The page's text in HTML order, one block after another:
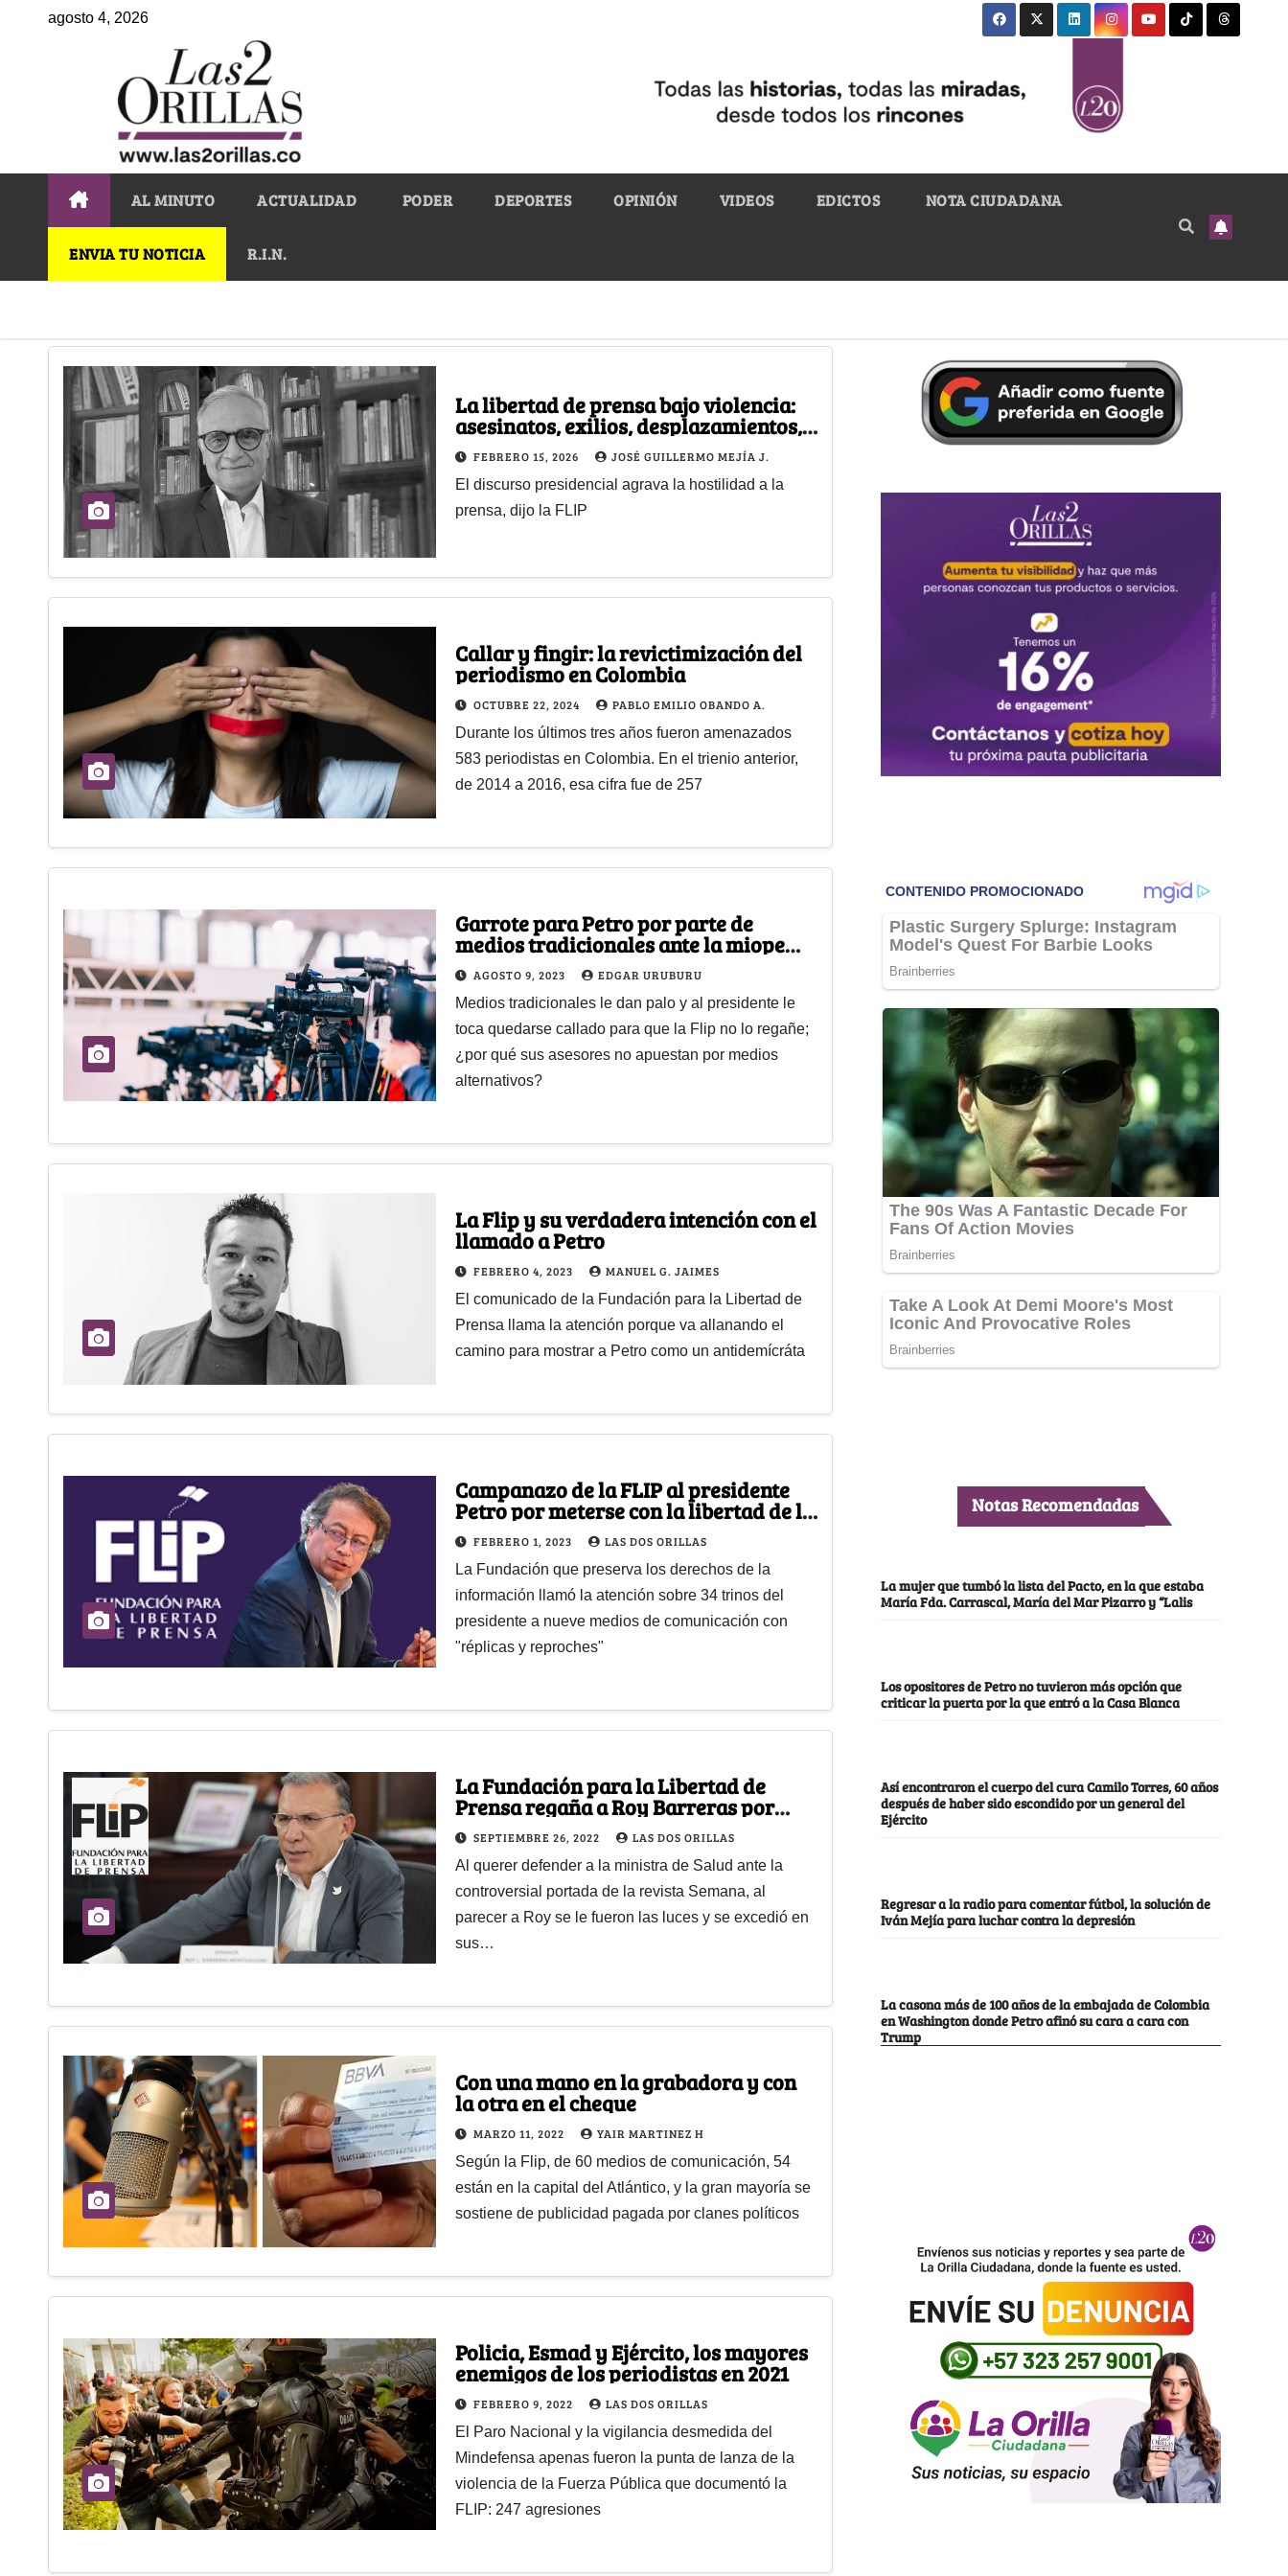
agosto 4, 2026
AL MINUTO ACTUALIDAD PODER DEPORTES OPINIÓN VIDEOS EDICTOS NOTA CIUDADANA
ENVIA TU NOTICIA R.I.N.
La libertad de prensa bajo violencia:
asesinatos, exilios, desplazamientos,
agresiones, ataques y amenazas
FEBRERO 15, 2026 JOSÉ GUILLERMO MEJÍA J.
El discurso presidencial agrava la hostilidad a la
prensa, dijo la FLIP
Callar y fingir: la revictimización del
periodismo en Colombia
OCTUBRE 22, 2024 PABLO EMILIO OBANDO A.
Durante los últimos tres años fueron amenazados
583 periodistas en Colombia. En el trienio anterior,
de 2014 a 2016, esa cifra fue de 257
Garrote para Petro por parte de
medios tradicionales ante la miope
mirada de sus asesores
AGOSTO 9, 2023 EDGAR URUBURU
Medios tradicionales le dan palo y al presidente le
toca quedarse callado para que la Flip no lo regañe;
¿por qué sus asesores no apuestan por medios
alternativos?
La Flip y su verdadera intención con el
llamado a Petro
FEBRERO 4, 2023 MANUEL G. JAIMES
El comunicado de la Fundación para la Libertad de
Prensa llama la atención porque va allanando el
camino para mostrar a Petro como un antidemícráta
Campanazo de la FLIP al presidente
Petro por meterse con la libertad de la
prensa
FEBRERO 1, 2023 LAS DOS ORILLAS
La Fundación que preserva los derechos de la
información llamó la atención sobre 34 trinos del
presidente a nueve medios de comunicación con
"réplicas y reproches"
La Fundación para la Libertad de
Prensa regaña a Roy Barreras por
violar libertad de revista Semana
SEPTIEMBRE 26, 2022 LAS DOS ORILLAS
Al querer defender a la ministra de Salud ante la
controversial portada de la revista Semana, al
parecer a Roy se le fueron las luces y se excedió en
sus…
Con una mano en la grabadora y con
la otra en el cheque
MARZO 11, 2022 YAIR MARTINEZ H
Según la Flip, de 60 medios de comunicación, 54
están en la capital del Atlántico, y la gran mayoría se
sostiene de publicidad pagada por clanes políticos
Policia, Esmad y Ejército, los mayores
enemigos de los periodistas en 2021
FEBRERO 9, 2022 LAS DOS ORILLAS
El Paro Nacional y la vigilancia desmedida del
Mindefensa apenas fueron la punta de lanza de la
violencia de la Fuerza Pública que documentó la
FLIP: 247 agresiones
Notas Recomendadas
La mujer que tumbó la lista del Pacto, en la que estaba
María Fda. Carrascal, María del Mar Pizarro y “Lalis
Los opositores de Petro no tuvieron más opción que
criticar la puerta por la que entró a la Casa Blanca
Así encontraron el cuerpo del cura Camilo Torres, 60 años
después de haber sido escondido por un general del
Ejército
Regresar a la radio para comentar fútbol, la solución de
Iván Mejía para luchar contra la depresión
La casona más de 100 años de la embajada de Colombia
en Washington donde Petro afinó su cara a cara con
Trump